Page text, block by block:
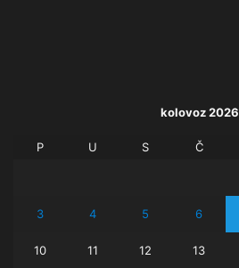
kolovoz 2026
P U S Č
3 4 5 6
10 11 12 13